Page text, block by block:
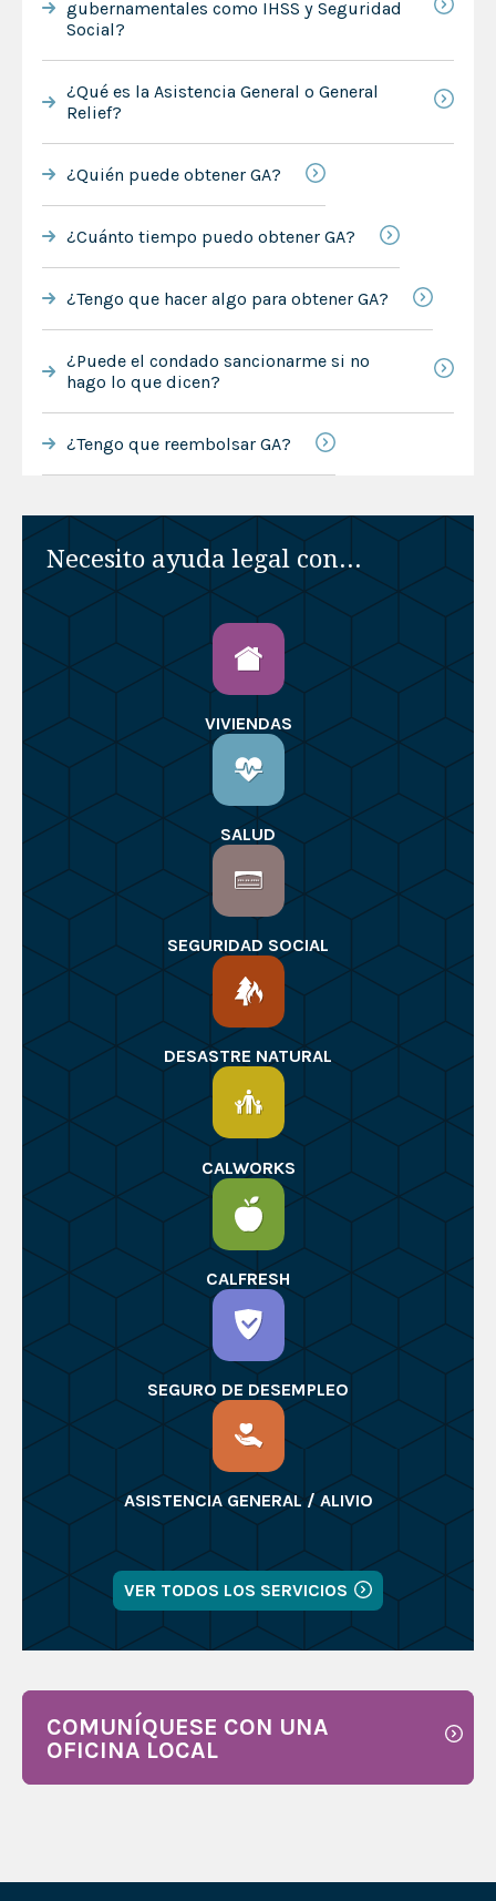
gubernamentales como IHSS y Seguridad
Social?
¿Qué es la Asistencia General o General
Relief?
¿Quién puede obtener GA?
¿Cuánto tiempo puedo obtener GA?
¿Tengo que hacer algo para obtener GA?
¿Puede el condado sancionarme si no
hago lo que dicen?
¿Tengo que reembolsar GA?
Necesito ayuda legal con...
VIVIENDAS
SALUD
SEGURIDAD SOCIAL
DESASTRE NATURAL
CALWORKS
CALFRESH
SEGURO DE DESEMPLEO
ASISTENCIA GENERAL / ALIVIO
VER TODOS LOS SERVICIOS
COMUNÍQUESE CON UNA
OFICINA LOCAL